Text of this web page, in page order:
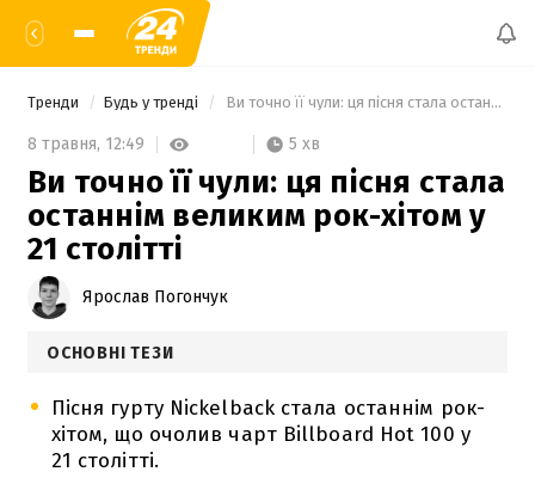
Тренди Будь у тренді Ви точно її чули: ця пісня стала останнім великим рок-хітом у 21 столітті
8 травня, 12:49 5 хв
Ви точно її чули: ця пісня стала
останнім великим рок-хітом у
21 столітті
Ярослав Погончук
ОСНОВНІ ТЕЗИ
Пісня гурту Nickelback стала останнім рок-
хітом, що очолив чарт Billboard Hot 100 у
21 столітті.